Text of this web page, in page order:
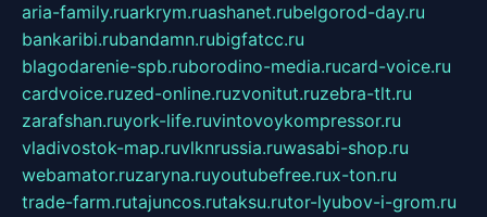
aria-family.ruarkrym.ruashanet.rubelgorod-day.ru
bankaribi.rubandamn.rubigfatcc.ru
blagodarenie-spb.ruborodino-media.rucard-voice.ru
cardvoice.ruzed-online.ruzvonitut.ruzebra-tlt.ru
zarafshan.ruyork-life.ruvintovoykompressor.ru
vladivostok-map.ruvlknrussia.ruwasabi-shop.ru
webamator.ruzaryna.ruyoutubefree.rux-ton.ru
trade-farm.rutajuncos.rutaksu.rutor-lyubov-i-grom.ru